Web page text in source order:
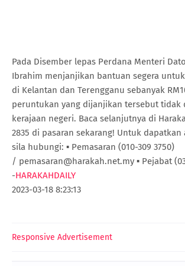
Pada Disember lepas Perdana Menteri
Ibrahim menjanjikan bantuan segera
di Kelantan dan Terengganu sebanyak
peruntukan yang dijanjikan tersebut tidak
kerajaan negeri. Baca selanjutnya di
2835 di pasaran sekarang! Untuk dapatkan
sila hubungi: ▪ Pemasaran (010-309 3750)
/ pemasaran@harakah.net.my ▪️ Pejabat
-HARAKAHDAILY
2023-03-18 8:23:13
Responsive Advertisement